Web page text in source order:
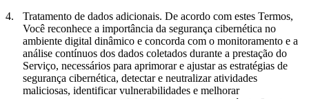
4.
Tratamento de dados adicionais. De acordo com estes Termos,
Você reconhece a importância da segurança cibernética no
ambiente digital dinâmico e concorda com o monitoramento e a
análise contínuos dos dados coletados durante a prestação do
Serviço, necessários para aprimorar e ajustar as estratégias de
segurança cibernética, detectar e neutralizar atividades
maliciosas, identificar vulnerabilidades e melhorar